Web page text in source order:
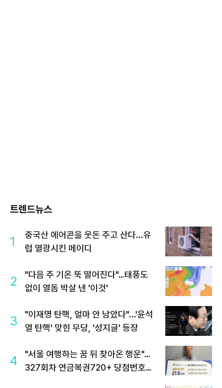
트렌드뉴스
1
중국산 에어콘을 웃돈 주고 산다...유
럽 열광시킨 메이디
2
"다음 주 기온 뚝 떨어진다"…태풍도
없이 열돔 박살 낸 '이것'
3
"이재명 탄핵, 얼마 안 남았다"...'윤석
열 탄핵' 맞힌 무당, '성지글' 등장
4
"서울 여행하는 꿈 뒤 찾아온 행운"…
327회차 연금복권720+ 당첨번호조